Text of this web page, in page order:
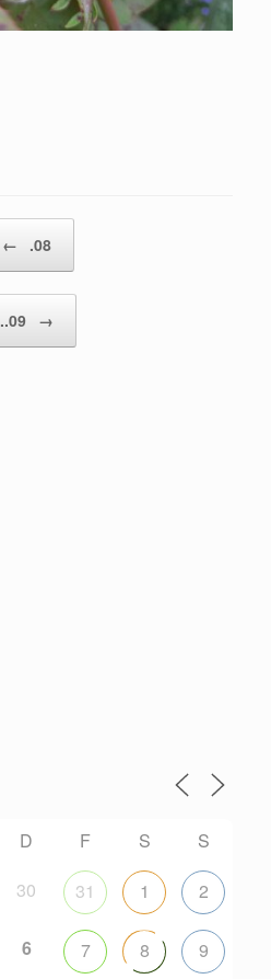
← .08
..09 →
D F S
S
30 31 1 2
6 7 8 9